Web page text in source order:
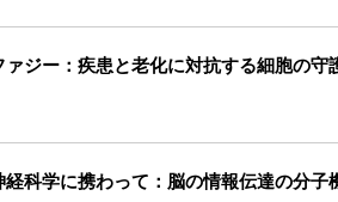
ジー：疾患と老化に対抗する細胞の守
科学に携わって：脳の情報伝達の分子